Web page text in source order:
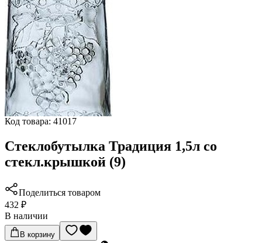
Код товара: 41017
Стеклобутылка Традиция 1,5л со
стекл.крышкой (9)
Поделиться товаром
432 ₽
В наличии
В корзину